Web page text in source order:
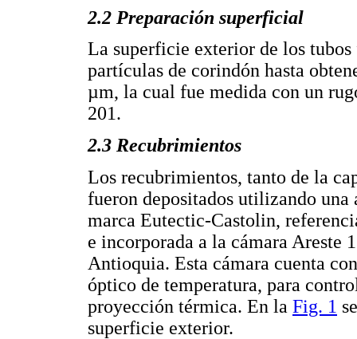
2.2 Preparación superficial
La superficie exterior de los
partículas de corindón hasta
µm, la cual fue medida con un
201.
2.3 Recubrimientos
Los recubrimientos, tanto de la
fueron depositados utilizando
marca Eutectic-Castolin,
e incorporada a la cámara
Antioquia. Esta cámara cuenta
óptico de temperatura, para
proyección térmica. En la Fig. 1
superficie exterior.